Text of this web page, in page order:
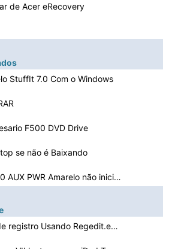
de Acer eRecovery
StuffIt 7.0 Com o Windows
F500 DVD Drive
se não é Baixando
Meu Dell OptiPlex GX280 AUX PWR Amarelo não inicializa…
respingo
Como excluir arquivos de registro Usando Regedit.exe